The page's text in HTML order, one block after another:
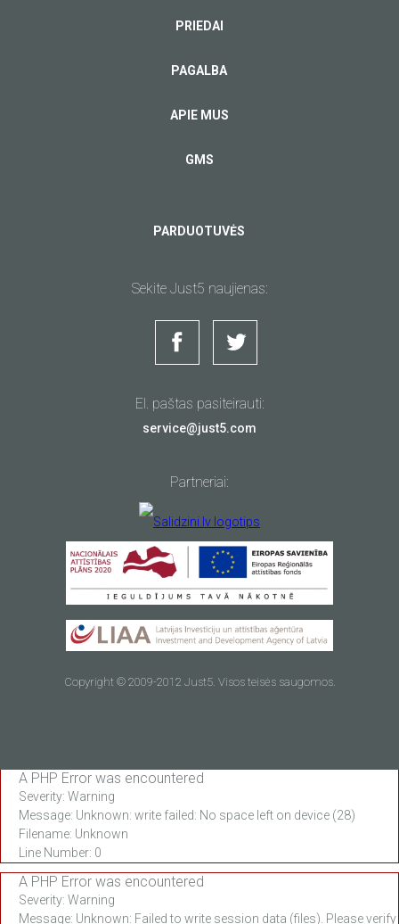
PRIEDAI
PAGALBA
APIE MUS
GMS
PARDUOTUVĖS
Sekite Just5 naujienas:
El. paštas pasiteirauti:
service@just5.com
Partneriai:
Copyright © 2009-2012 Just5. Visos teisės saugomos.
A PHP Error was encountered
Severity: Warning
Message: Unknown: write failed: No space left on device (28)
Filename: Unknown
Line Number: 0
A PHP Error was encountered
Severity: Warning
Message: Unknown: Failed to write session data (files). Please verify